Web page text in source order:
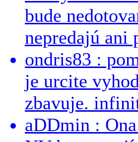
bude
nepredajú ani
ondris83 :
je urcite
zbavuje.
aDDmin :